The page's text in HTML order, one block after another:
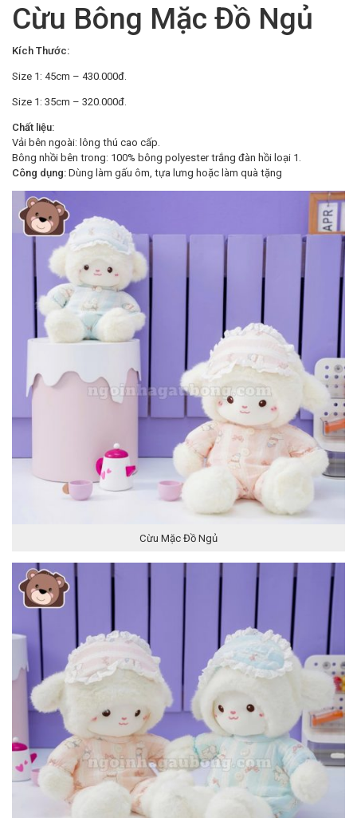
Cừu Bông Mặc Đồ Ngủ
Kích Thước:
Size 1: 45cm – 430.000đ.
Size 1: 35cm – 320.000đ.
Chất liệu:
Vải bên ngoài: lông thú cao cấp.
Bông nhồi bên trong: 100% bông polyester trắng đàn hồi loại 1.
Công dụng: Dùng làm gấu ôm, tựa lưng hoặc làm quà tặng
Cừu Mặc Đồ Ngủ